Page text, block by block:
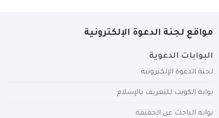
مواقع لجنة الدعوة الإلكترونية
البوابات الدعوية
لجنة الدعوة الإلكترونية
بوابة الكويت للتعريف بالإسلام
بوابة الباحث عن الحقيقة